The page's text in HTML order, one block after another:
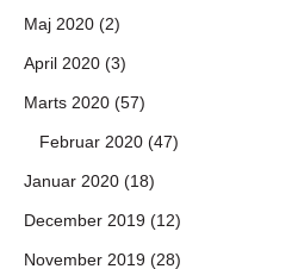
Maj 2020 (2)
April 2020 (3)
Marts 2020 (57)
Februar 2020 (47)
Januar 2020 (18)
December 2019 (12)
November 2019 (28)